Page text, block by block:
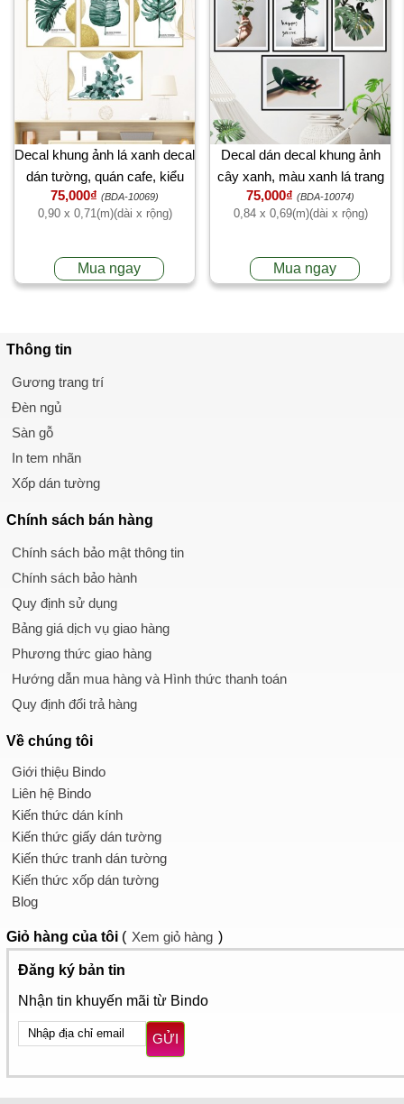
Decal khung ảnh lá xanh decal
dán tường, quán cafe, kiểu
hàn quốc, cao cấp ở TPHCM
75,000₫ (BDA-10069)
0,90 x 0,71(m)(dài x rộng)
Mua ngay
Decal dán decal khung ảnh
cây xanh, màu xanh lá trang
trí quán cafe, 【Có thi công】
tại TPHCM
75,000₫ (BDA-10074)
0,84 x 0,69(m)(dài x rộng)
Mua ngay
Thông tin
Gương trang trí
Đèn ngủ
Sàn gỗ
In tem nhãn
Xốp dán tường
Chính sách bán hàng
Chính sách bảo mật thông tin
Chính sách bảo hành
Quy định sử dụng
Bảng giá dịch vụ giao hàng
Phương thức giao hàng
Hướng dẫn mua hàng và Hình thức thanh toán
Quy định đổi trả hàng
Về chúng tôi
Giới thiệu Bindo
Liên hệ Bindo
Kiến thức dán kính
Kiến thức giấy dán tường
Kiến thức tranh dán tường
Kiến thức xốp dán tường
Blog
Giỏ hàng của tôi ( Xem giỏ hàng )
Đăng ký bản tin
Nhận tin khuyến mãi từ Bindo
GỬI